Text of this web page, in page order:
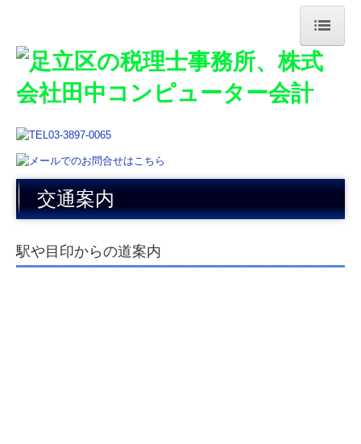
トップページ
事務所紹介
交通案内
業務案内
よくある質問
交通案内
駅や目印からの道案内